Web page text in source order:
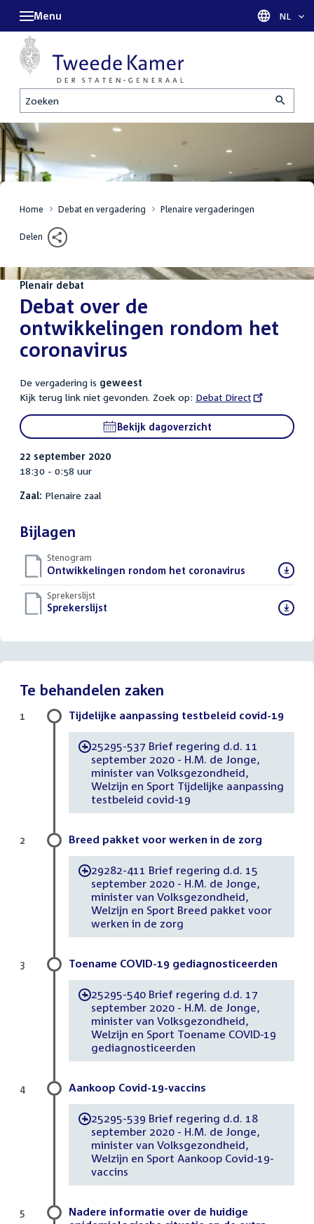
Zoeken
Menu Taal
NL
Home Debat en vergadering Plenaire vergaderingen
Delen
Plenair debat
:Debat over de
ontwikkelingen rondom het
coronavirus
De vergadering is geweest
Kijk terug link niet gevonden. Zoek op: External
link:
Debat Direct
Bekijk dagoverzicht
22 september 2020
18:30 - 0:58 uur
Zaal: Plenaire zaal
Bijlagen
Stenogram
Download
bestand:
Ontwikkelingen rondom het coronavirus
Sprekerslijst
Download
Sprekerslijst
Te behandelen zaken
Tijdelijke aanpassing testbeleid covid-19
-25295-537 Brief regering d.d. 11
september 2020 - H.M. de Jonge,
minister van Volksgezondheid,
Welzijn en Sport Tijdelijke aanpassing
testbeleid covid-19
1
Breed pakket voor werken in de zorg
-29282-411 Brief regering d.d. 15
september 2020 - H.M. de Jonge,
minister van Volksgezondheid,
Welzijn en Sport Breed pakket voor
werken in de zorg
2
Toename COVID-19 gediagnosticeerden
-25295-540 Brief regering d.d. 17
september 2020 - H.M. de Jonge,
minister van Volksgezondheid,
Welzijn en Sport Toename COVID-19
gediagnosticeerden
3
Aankoop Covid-19-vaccins
-25295-539 Brief regering d.d. 18
september 2020 - H.M. de Jonge,
minister van Volksgezondheid,
Welzijn en Sport Aankoop Covid-19-
vaccins
4
Nadere informatie over de huidige
5